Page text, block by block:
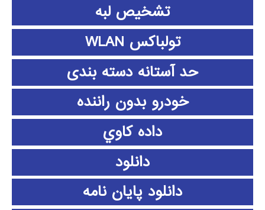
تشخیص لبه
تولباکس WLAN
حد آستانه دسته بندی
خودرو بدون راننده
داده كاوي
دانلود
دانلود پايان نامه